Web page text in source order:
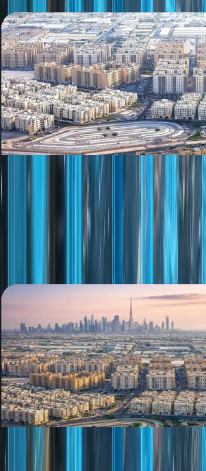
Al Quoz
Al Quoz Industrial Area 2 Dubai